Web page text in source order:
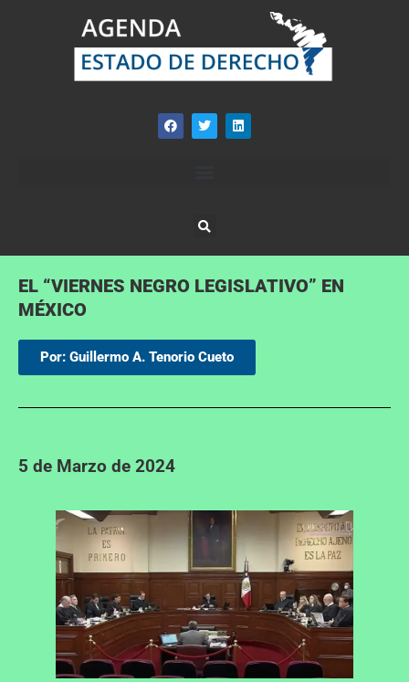
EL “VIERNES NEGRO LEGISLATIVO” EN
MÉXICO
Por: Guillermo A. Tenorio Cueto
5 de Marzo de 2024